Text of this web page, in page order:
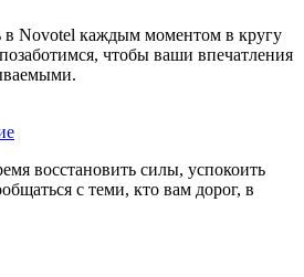
в Novotel каждым моментом в кругу
чтобы ваши впечатления
восстановить силы, успокоить
с теми, кто вам дорог, в